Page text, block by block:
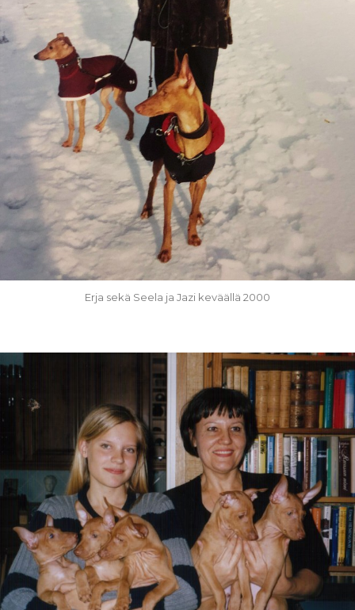
Erja sekä Seela ja Jazi keväällä 2000